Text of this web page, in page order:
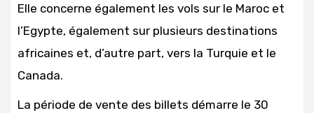
Elle concerne également les vols sur le Maroc et
l’Egypte, également sur plusieurs destinations
africaines et, d’autre part, vers la Turquie et le
Canada.
La période de vente des billets démarre le 30